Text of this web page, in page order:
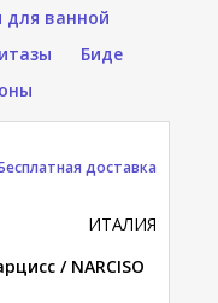
для ванной
Биде
ИТАЛИЯ
/ NARCISO
доставка